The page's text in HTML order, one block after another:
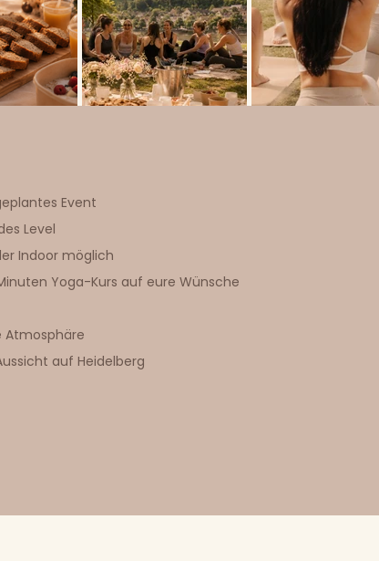
Event
Level
Indoor möglich
Yoga-Kurs auf eure Wünsche
Atmosphäre
auf Heidelberg